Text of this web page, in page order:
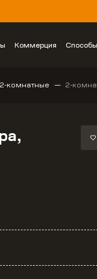
Коммерция
2-комнатные 2-